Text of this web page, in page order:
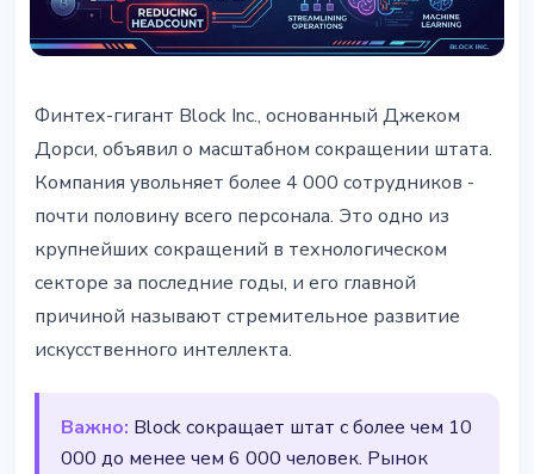
Block Джека Дорси сокращает
4000 работников ради ИИ
27 февраля 2026 г.2 мин чтения
Наталия Дорофеева
Финтех-гигант Block Inc., основанный Джеком
Дорси, объявил о масштабном сокращении штата.
Компания увольняет более 4 000 сотрудников -
почти половину всего персонала. Это одно из
крупнейших сокращений в технологическом
секторе за последние годы, и его главной
причиной называют стремительное развитие
искусственного интеллекта.
Важно: Block сокращает штат с более чем 10
000 до менее чем 6 000 человек. Рынок